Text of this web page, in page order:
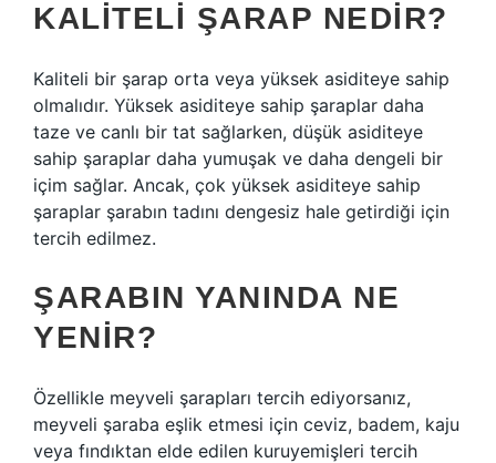
KALITELI ŞARAP NEDIR?
Kaliteli bir şarap orta veya yüksek asiditeye sahip
olmalıdır. Yüksek asiditeye sahip şaraplar daha
taze ve canlı bir tat sağlarken, düşük asiditeye
sahip şaraplar daha yumuşak ve daha dengeli bir
içim sağlar. Ancak, çok yüksek asiditeye sahip
şaraplar şarabın tadını dengesiz hale getirdiği için
tercih edilmez.
ŞARABIN YANINDA NE
YENIR?
Özellikle meyveli şarapları tercih ediyorsanız,
meyveli şaraba eşlik etmesi için ceviz, badem, kaju
veya fındıktan elde edilen kuruyemişleri tercih